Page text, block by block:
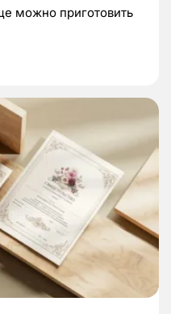
можно приготовить